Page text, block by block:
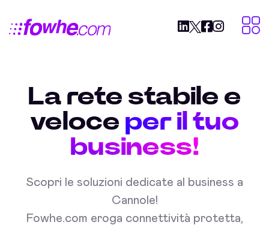
La rete stabile e
veloce per il tuo
business!
Scopri le soluzioni dedicate al business a
Cannole!
Fowhe.com eroga connettività protetta,